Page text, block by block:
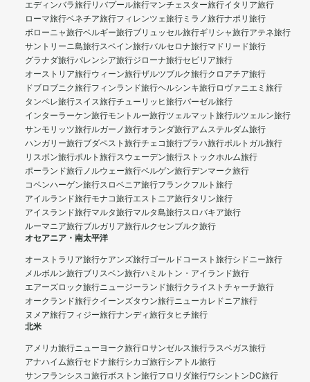
エディンバラ旅行リバプール旅行マンチェスター旅行イタリア旅行
ローマ旅行ベネチア旅行フィレンツェ旅行 ミラノ旅行ナポリ旅行
ボローニャ旅行ベルギー旅行ブリュッセル旅行ギリシャ旅行アテネ旅行
サントリーニ島旅行スペイン旅行バルセロナ旅行マドリード旅行
グラナダ旅行バレンシア旅行ジローナ旅行セビリア旅行
オーストリア旅行ウィーン旅行ザルツブルク旅行クロアチア旅行
ドブロブニク旅行フィンランド旅行ヘルシンキ旅行ロヴァニエミ旅行
タンペレ旅行スイス旅行チューリッヒ旅行バーゼル旅行
インターラーケン旅行モントルー旅行ツェルマット旅行ルツェルン旅行
サンモリッツ旅行ルガーノ旅行オランダ旅行アムステルダム旅行
ハンガリー旅行ブダペスト旅行チェコ旅行プラハ旅行ポルトガル旅行
リスボン旅行ポルト旅行スウェーデン旅行ストックホルム旅行
ポーランド旅行ノルウェー旅行ベルゲン旅行デンマーク旅行
コペンハーゲン旅行スロベニア旅行フランクフルト旅行
アイルランド旅行モナコ旅行エストニア旅行タリン旅行
アイスランド旅行マルタ旅行マルタ島旅行スロバキア旅行
ルーマニア旅行ブルガリア旅行ルクセンブルク旅行
オセアニア・南太平洋
オーストラリア旅行ケアンズ旅行ゴールドコースト旅行シドニー旅行
メルボルン旅行ブリスベン旅行ハミルトン・アイランド旅行
エアーズロック旅行ニュージーランド旅行クライストチャーチ旅行
オークランド旅行クイーンズタウン旅行ニューカレドニア旅行
ヌメア旅行フィジー旅行ナンディ旅行タヒチ旅行
北米
アメリカ旅行ニューヨーク旅行ロサンゼルス旅行ラスベガス旅行
アナハイム旅行セドナ旅行シカゴ旅行シアトル旅行
サンフランシスコ旅行ボストン旅行フロリダ旅行ワシントンDC旅行